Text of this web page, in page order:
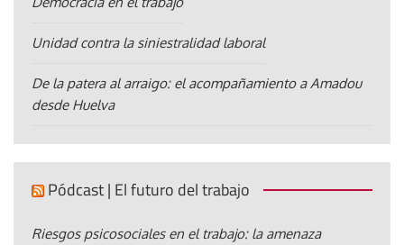
Unidad contra la siniestralidad laboral
De la patera al arraigo: el acompañamiento a Amadou
desde Huelva
Pódcast | El futuro del trabajo
Riesgos psicosociales en el trabajo: la amenaza